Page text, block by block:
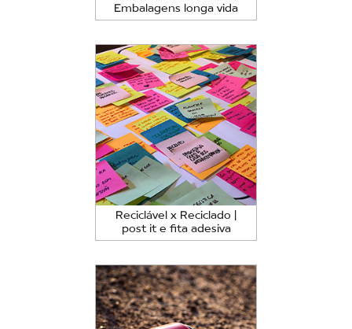
Embalagens longa vida
Reciclável x Reciclado |
post it e fita adesiva